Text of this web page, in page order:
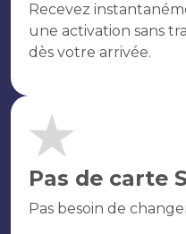
Recevez
une activation sans
dès votre arrivée.
Pas de carte
Pas besoin de